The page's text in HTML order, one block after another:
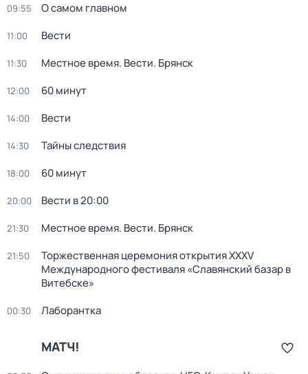
09:55 О самом главном
11:00 Вести
11:30 Местное время. Вести. Брянск
12:00 60 минут
14:00 Вести
14:30 Тайны следствия
18:00 60 минут
20:00 Вести в 20:00
21:30 Местное время. Вести. Брянск
21:50
Торжественная церемония открытия XXXV
Международного фестиваля «Славянский базар в
Витебске»
00:30 Лаборантка
МАТЧ!